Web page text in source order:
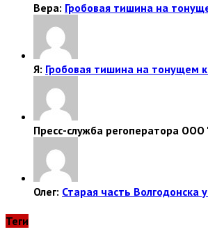
Вера: Гробовая тишина на
Я: Гробовая тишина на тонущем
Пресс-служба регоператора
Олег: Старая часть Волгодонска
Теги